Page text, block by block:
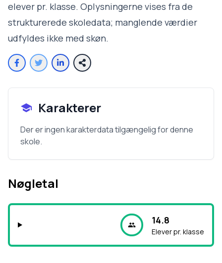
elever pr. klasse. Oplysningerne vises fra de
strukturerede skoledata; manglende værdier
udfyldes ikke med skøn.
Karakterer
Der er ingen karakterdata tilgængelig for denne
skole.
Nøgletal
14.8
Elever pr. klasse